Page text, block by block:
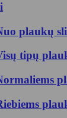
plaukų
tipų